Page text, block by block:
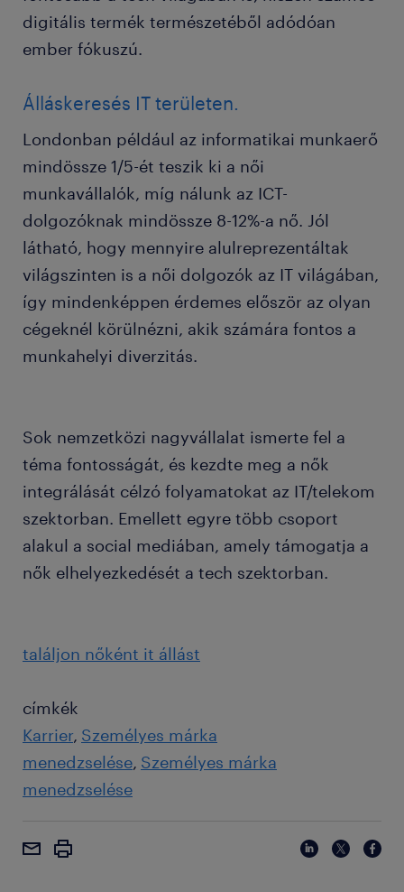
digitális termék természetéből adódóan
ember fókuszú.
Álláskeresés IT területen.
Londonban például az informatikai munkaerő
mindössze 1/5-ét teszik ki a női
munkavállalók, míg nálunk az ICT-
dolgozóknak mindössze 8-12%-a nő. Jól
látható, hogy mennyire alulreprezentáltak
világszinten is a női dolgozók az IT világában,
így mindenképpen érdemes először az olyan
cégeknél körülnézni, akik számára fontos a
munkahelyi diverzitás.
Sok nemzetközi nagyvállalat ismerte fel a
téma fontosságát, és kezdte meg a nők
integrálását célzó folyamatokat az IT/telekom
szektorban. Emellett egyre több csoport
alakul a social mediában, amely támogatja a
nők elhelyezkedését a tech szektorban.
találjon nőként it állást
címkék
Karrier Személyes márka
menedzselése Személyes márka
menedzselése